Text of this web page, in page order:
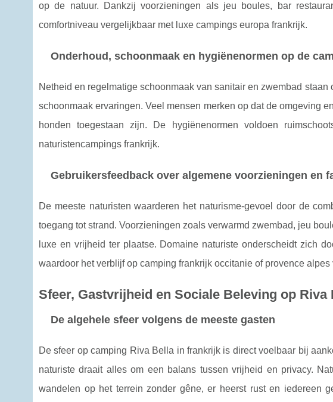
op de natuur. Dankzij voorzieningen als jeu boules, bar
comfortniveau vergelijkbaar met luxe campings europa frankrijk.
Onderhoud, schoonmaak en hygiënenormen op de
Netheid en regelmatige schoonmaak van sanitair en zwembad
schoonmaak ervaringen. Veel mensen merken op dat de omgeving
honden toegestaan zijn. De hygiënenormen voldoen
naturistencampings frankrijk.
Gebruikersfeedback over algemene voorzieningen en
De meeste naturisten waarderen het naturisme-gevoel door de
toegang tot strand. Voorzieningen zoals verwarmd zwembad, jeu
luxe en vrijheid ter plaatse. Domaine naturiste onderscheidt zich
waardoor het verblijf op camping frankrijk occitanie of provence
Sfeer, Gastvrijheid en Sociale Beleving op Riva
De algehele sfeer volgens de meeste gasten
De sfeer op camping Riva Bella in frankrijk is direct voelbaar bij
naturiste draait alles om een balans tussen vrijheid en privacy.
wandelen op het terrein zonder gêne, er heerst rust en iedereen